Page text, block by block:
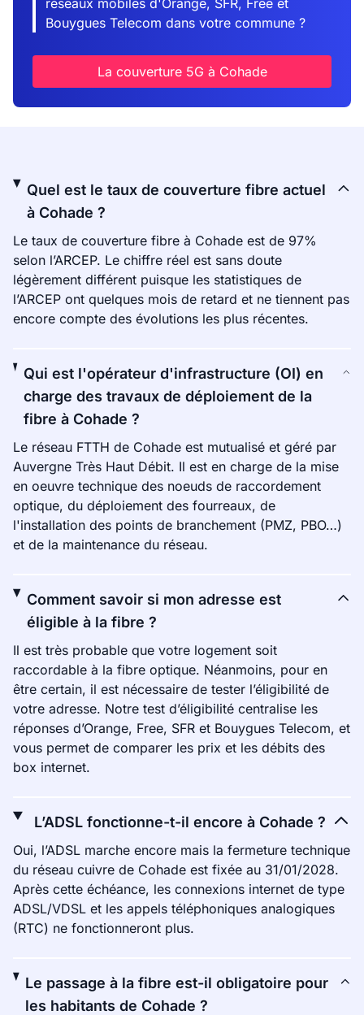
réseaux mobiles d'Orange, SFR, Free et
Bouygues Telecom dans votre commune ?
La couverture 5G à Cohade
Quel est le taux de couverture fibre actuel
à Cohade ?
Le taux de couverture fibre à Cohade est de 97%
selon l’ARCEP. Le chiffre réel est sans doute
légèrement différent puisque les statistiques de
l’ARCEP ont quelques mois de retard et ne tiennent pas
encore compte des évolutions les plus récentes.
Qui est l'opérateur d'infrastructure (OI) en
charge des travaux de déploiement de la
fibre à Cohade ?
Le réseau FTTH de Cohade est mutualisé et géré par
Auvergne Très Haut Débit. Il est en charge de la mise
en oeuvre technique des noeuds de raccordement
optique, du déploiement des fourreaux, de
l'installation des points de branchement (PMZ, PBO…)
et de la maintenance du réseau.
Comment savoir si mon adresse est
éligible à la fibre ?
Il est très probable que votre logement soit
raccordable à la fibre optique. Néanmoins, pour en
être certain, il est nécessaire de tester l’éligibilité de
votre adresse. Notre test d’éligibilité centralise les
réponses d’Orange, Free, SFR et Bouygues Telecom, et
vous permet de comparer les prix et les débits des
box internet.
L’ADSL fonctionne-t-il encore à Cohade ?
Oui, l’ADSL marche encore mais la fermeture technique
du réseau cuivre de Cohade est fixée au 31/01/2028.
Après cette échéance, les connexions internet de type
ADSL/VDSL et les appels téléphoniques analogiques
(RTC) ne fonctionneront plus.
Le passage à la fibre est-il obligatoire pour
les habitants de Cohade ?